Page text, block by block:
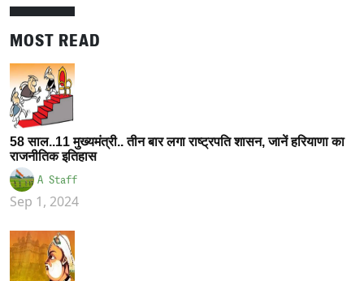
MOST READ
58 साल..11 मुख्यमंत्री.. तीन बार लगा राष्ट्रपति शासन, जानें हरियाणा का
राजनीतिक इतिहास
A Staff
Sep 1, 2024